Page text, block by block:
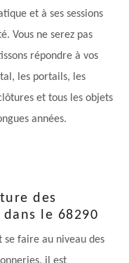
et à ses sessions
Vous ne serez pas
répondre à vos
les portails, les
et tous les objets
années.
des
le 68290
se faire au niveau des